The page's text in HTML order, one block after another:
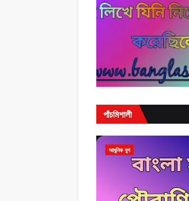
পাঁচমিশালী
আধুনিক যুগ